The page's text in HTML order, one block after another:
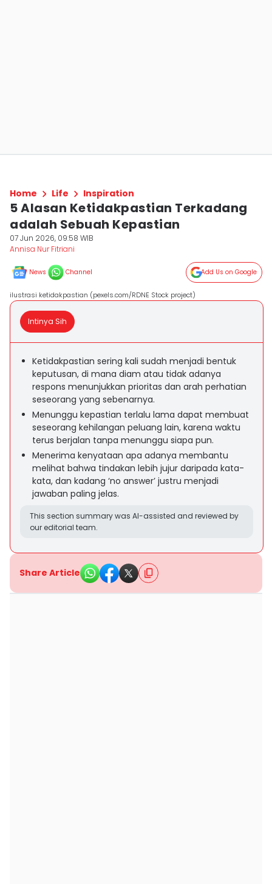
Home Life Inspiration
5 Alasan Ketidakpastian Terkadang
adalah Sebuah Kepastian
07 Jun 2026, 09:58 WIB
Annisa Nur Fitriani
News Channel Add Us on Google
ilustrasi ketidakpastian (pexels.com/RDNE Stock project)
Intinya Sih
Ketidakpastian sering kali sudah menjadi bentuk
keputusan, di mana diam atau tidak adanya
respons menunjukkan prioritas dan arah perhatian
seseorang yang sebenarnya.
Menunggu kepastian terlalu lama dapat membuat
seseorang kehilangan peluang lain, karena waktu
terus berjalan tanpa menunggu siapa pun.
Menerima kenyataan apa adanya membantu
melihat bahwa tindakan lebih jujur daripada kata-
kata, dan kadang ‘no answer’ justru menjadi
jawaban paling jelas.
This section summary was AI-assisted and reviewed by
our editorial team.
Share Article